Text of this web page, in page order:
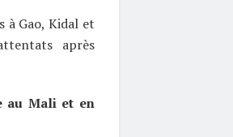
à Gao, Kidal et
après
au Mali et en